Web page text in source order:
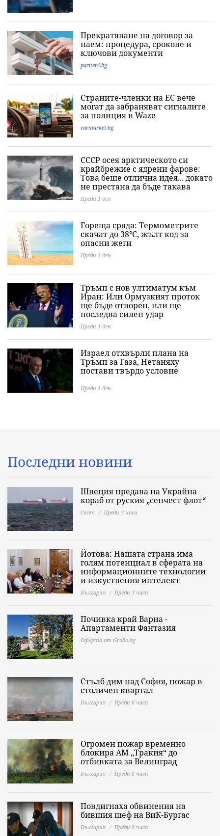
Прекратяване на договор за
наем: процедура, срокове и
ключови документи
pariteni.bg
Страните-членки на ЕС вече
могат да забраняват сигналите
за полиция в Waze
carmarket.bg
СССР осея арктическото си
крайбрежие с ядрени фарове:
Това беше отлична идея... докато
не престана да бъде такава
Преди 1 ден
Гореща сряда: Термометрите
скачат до 38°C, жълт код за
опасни жеги
Преди 1 ден
Тръмп с нов ултиматум към
Иран: Или Ормузкият проток
ще бъде отворен, или ще
последва силен удар
Преди 1 ден
Израел отхвърли плана на
Тръмп за Газа, Нетаняху
постави твърдо условие
Преди 1 ден
Последни новини
Швеция предава на Украйна
кораб от руския „сенчест флот“
Свят Преди 3 часа
Йотова: Нашата страна има
голям потенциал в сферата на
информационните технологии
и изкуствения интелект
България Преди 3 часа
Почивка край Варна -
Апартаменти Фантазия
Оферта от Grabo.bg
Стълб дим над София, пожар в
столичен квартал
България Преди 6 часа
Огромен пожар временно
блокира АМ „Тракия“ до
отбивката за Велинград
България Преди 8 часа
Повдигнаха обвинения на
бившия шеф на ВиК-Бургас
България Преди 8 часа